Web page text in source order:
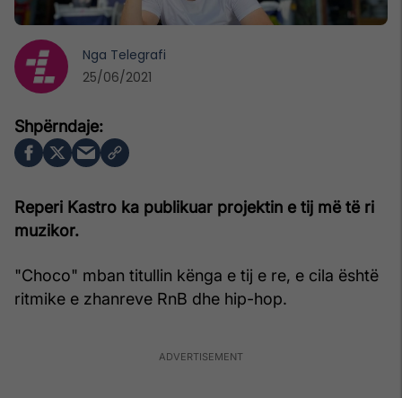
Reperi Kastro ka publikuar projektin e tij më të ri
muzikor.
"Choco" mban titullin kënga e tij e re, e cila është
ritmike e zhanreve RnB dhe hip-hop.
Nga Telegrafi
25/06/2021